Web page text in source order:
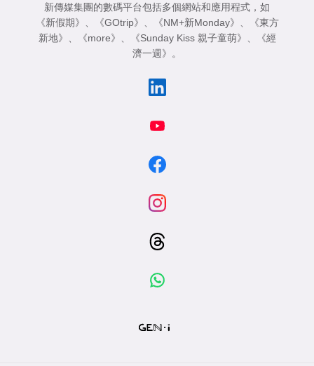
新傳媒集團的數碼平台包括多個網站和應用程式，如
《新假期》
《GOtrip》 《NM+新Monday》
《東方
新地》
《more》 《Sunday Kiss 親子童萌》
《經
濟一週》
。